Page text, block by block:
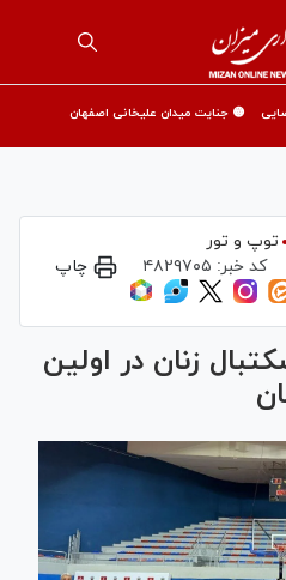
🟡 جنایت میدان علیخانی اصفهان
توپ و تور
کد خبر: ۴۸۲۹۷۰۵ چاپ
زنان در اولین